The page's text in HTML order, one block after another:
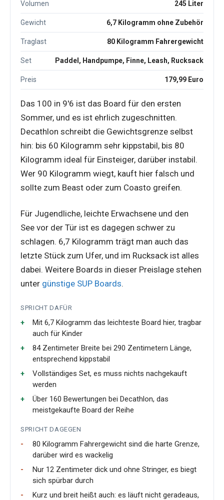
Volumen 245 Liter
Gewicht 6,7 Kilogramm ohne Zubehör
Traglast 80 Kilogramm Fahrergewicht
Set Paddel, Handpumpe, Finne, Leash, Rucksack
Preis 179,99 Euro
Das 100 in 9'6 ist das Board für den ersten
Sommer, und es ist ehrlich zugeschnitten.
Decathlon schreibt die Gewichtsgrenze selbst
hin: bis 60 Kilogramm sehr kippstabil, bis 80
Kilogramm ideal für Einsteiger, darüber instabil.
Wer 90 Kilogramm wiegt, kauft hier falsch und
sollte zum Beast oder zum Coasto greifen.
Für Jugendliche, leichte Erwachsene und den
See vor der Tür ist es dagegen schwer zu
schlagen. 6,7 Kilogramm trägt man auch das
letzte Stück zum Ufer, und im Rucksack ist alles
dabei. Weitere Boards in dieser Preislage stehen
unter günstige SUP Boards.
SPRICHT DAFÜR
Mit 6,7 Kilogramm das leichteste Board hier, tragbar
auch für Kinder
84 Zentimeter Breite bei 290 Zentimetern Länge,
entsprechend kippstabil
Vollständiges Set, es muss nichts nachgekauft
werden
Über 160 Bewertungen bei Decathlon, das
meistgekaufte Board der Reihe
SPRICHT DAGEGEN
80 Kilogramm Fahrergewicht sind die harte Grenze,
darüber wird es wackelig
Nur 12 Zentimeter dick und ohne Stringer, es biegt
sich spürbar durch
Kurz und breit heißt auch: es läuft nicht geradeaus,